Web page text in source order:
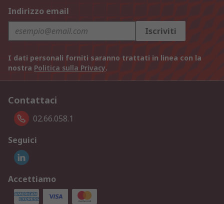
Indirizzo email
Iscriviti
I dati personali forniti saranno trattati in linea con la
nostra Politica sulla Privacy.
Contattaci
02.66.058.1
Seguici
Accettiamo